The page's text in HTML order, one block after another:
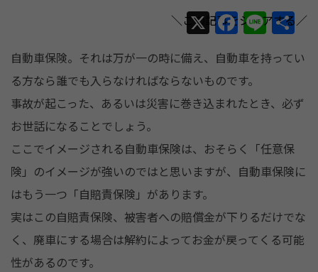
X F
a
c
e
b
o
o
k
Li
n
e
共
有
自動車保険。それは万が一の時に備え、自動車を持ってい
る方なら誰でも入らなければならないものです。
事故が起こった、あるいは災害に巻き込まれたとき、必ず
お世話になることでしょう。
ここでイメージされる自動車保険は、おそらく「任意保
険」のイメージが強いのではと思いますが、自動車保険に
はもう一つ「自賠責保険」があります。
実はこの自賠責保険、被害者への賠償金が下りるだけでな
く、廃車にする場合は解約によってお金が戻ってくる可能
性があるのです。